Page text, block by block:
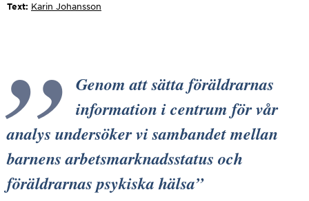
Text: Karin Johansson
Genom att sätta föräldrarnas
information i centrum för vår
analys undersöker vi sambandet mellan
barnens arbetsmarknadsstatus och
föräldrarnas psykiska hälsa